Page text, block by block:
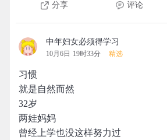
分享 评论
中年妇女必须得学习
10月6日 19时33分 精选
习惯
就是自然而然
32岁
两娃妈妈
曾经上学也没这样努力过